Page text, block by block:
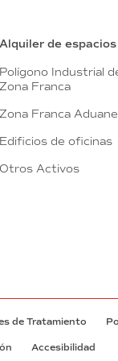
de espacios
Industrial
Franca
Franca
de oficinas
Activos
de Tratamiento
Accesibilidad